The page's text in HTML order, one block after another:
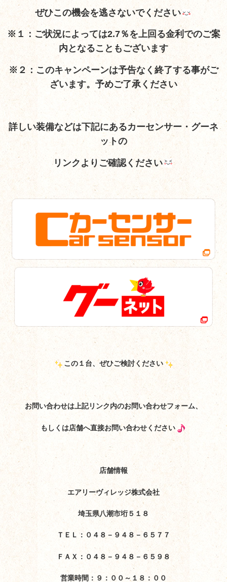
ぜひこの機会を逃さないでください
※１：ご状況によっては2.7％を上回る金利でのご案
内となることもございます
※２：このキャンペーンは予告なく終了する事がご
ざいます。予めご了承ください
詳しい装備などは下記にあるカーセンサー・グーネ
ットの
リンクよりご確認ください
この１台、ぜひご検討ください
お問い合わせは上記リンク内のお問い合わせフォーム、
もしくは店舗へ直接お問い合わせください
店舗情報
エアリーヴィレッジ株式会社
埼玉県八潮市垳５１８
ＴＥＬ：０４８－９４８－６５７７
ＦＡＸ：０４８－９４８－６５９８
営業時間：９：００～１８：００